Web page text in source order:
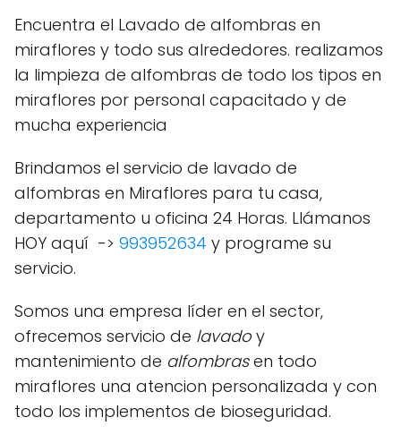
Encuentra el Lavado de alfombras en
miraflores y todo sus alrededores. realizamos
la limpieza de alfombras de todo los tipos en
miraflores por personal capacitado y de
mucha experiencia
Brindamos el servicio de lavado de
alfombras en Miraflores para tu casa,
departamento u oficina 24 Horas. Llámanos
HOY aquí -> 993952634 y programe su
servicio.
Somos una empresa líder en el sector,
ofrecemos servicio de lavado y
mantenimiento de alfombrasen todo
miraflores una atencion personalizada y con
todo los implementos de bioseguridad.